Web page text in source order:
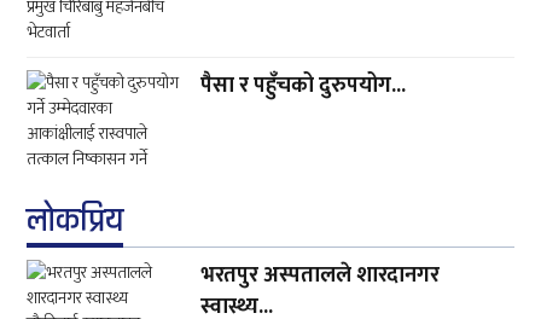
पैसा र पहुँचको दुरुपयोग...
लाेकप्रिय
भरतपुर अस्पतालले शारदानगर
स्वास्थ्य...